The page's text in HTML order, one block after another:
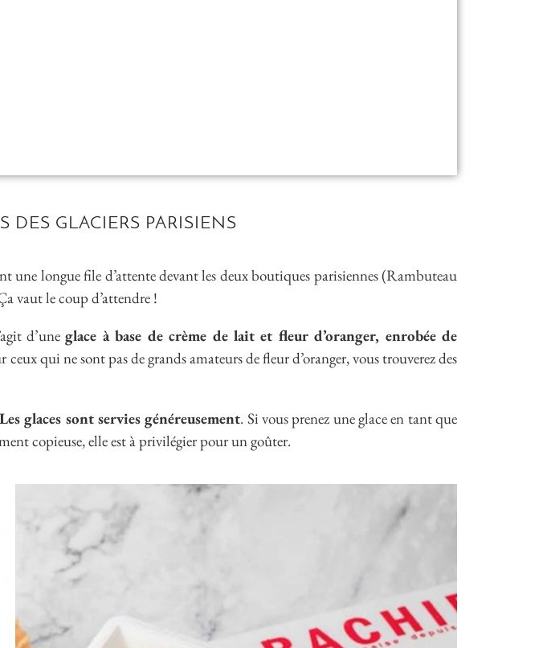
DES GLACIERS PARISIENS
une longue file d’attente devant les deux boutiques parisiennes (Rambuteau
vaut le coup d’attendre !
d’uneglace à base de crème de lait et fleur d’oranger, enrobée de
qui ne sont pas de grands amateurs de fleur d’oranger, vous trouverez des
Les glaces sont servies généreusement. Si vous prenez une glace en tant que
copieuse, elle est à privilégier pour un goûter.